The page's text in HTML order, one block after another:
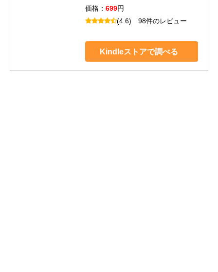
価格： 699円
(4.6) 98件のレビュー
Kindleストアで調べる